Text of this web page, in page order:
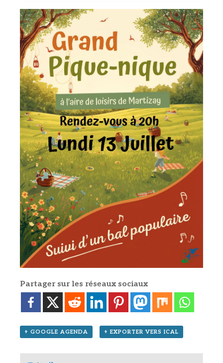
Partager sur les réseaux sociaux
+ GOOGLE AGENDA + EXPORTER VERS ICAL